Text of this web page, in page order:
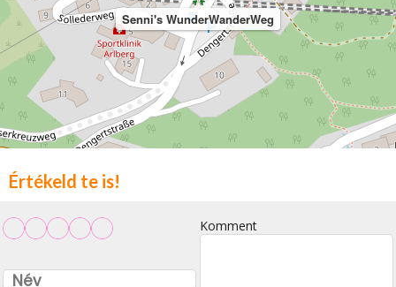
Senni's WunderWanderWeg
Értékeld te is!
Komment